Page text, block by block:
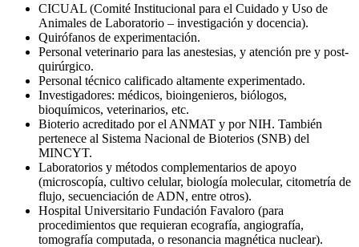
CICUAL (Comité Institucional para el Cuidado y Uso de
Animales de Laboratorio – investigación y docencia).
Quirófanos de experimentación.
Personal veterinario para las anestesias, y atención pre y post-
quirúrgico.
Personal técnico calificado altamente experimentado.
Investigadores: médicos, bioingenieros, biólogos,
bioquímicos, veterinarios, etc.
Bioterio acreditado por el ANMAT y por NIH. También
pertenece al Sistema Nacional de Bioterios (SNB) del
MINCYT.
Laboratorios y métodos complementarios de apoyo
(microscopía, cultivo celular, biología molecular, citometría de
flujo, secuenciación de ADN, entre otros).
Hospital Universitario Fundación Favaloro (para
procedimientos que requieran ecografía, angiografía,
tomografía computada, o resonancia magnética nuclear).